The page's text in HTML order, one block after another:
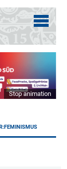
Stop animation